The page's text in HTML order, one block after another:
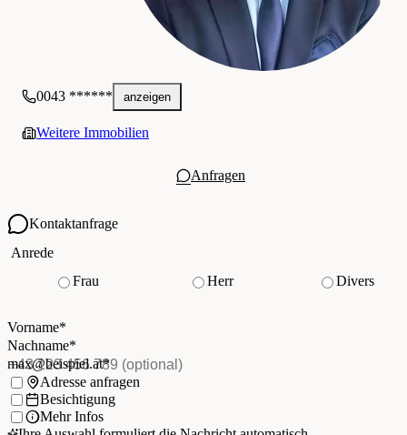
0043 ****** anzeigen
Weitere Immobilien
Anfragen
Kontaktanfrage
Ihre Kontaktdaten
Anrede
Frau
Herr
Divers
Vorname*
Nachname
Nachname*
E-Mail*(Pflichtfeld)
max@beispiel.at*
Telefon(optional)
Ich möchte:Adresse anfragen
Besichtigung
Mehr Infos